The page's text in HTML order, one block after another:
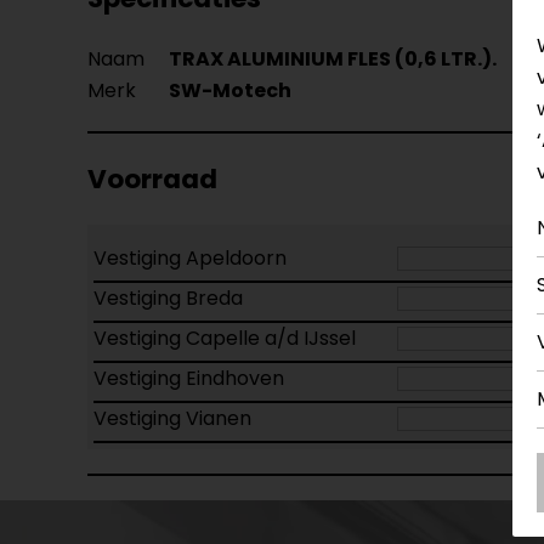
Naam
TRAX ALUMINIUM FLES (0,6 LTR.).
Merk
SW-Motech
Voorraad
Vestiging Apeldoorn
Vestiging Breda
Vestiging Capelle a/d IJssel
Vestiging Eindhoven
Vestiging Vianen